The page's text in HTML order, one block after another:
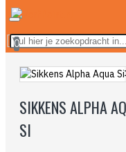
0
U heeft nog geen
SIKKENS ALPHA
SI